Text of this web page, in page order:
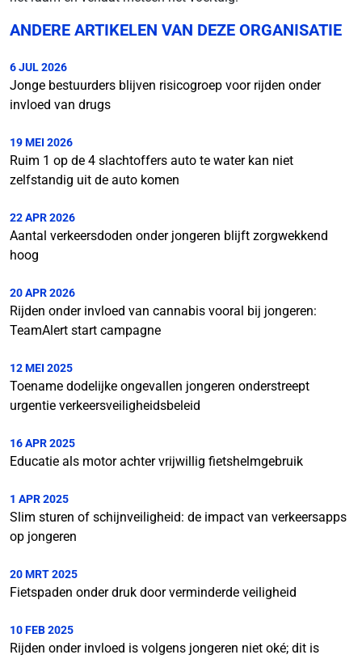
ANDERE ARTIKELEN VAN DEZE ORGANISATIE
6 JUL 2026
Jonge bestuurders blijven risicogroep voor rijden onder
invloed van drugs
19 MEI 2026
Ruim 1 op de 4 slachtoffers auto te water kan niet
zelfstandig uit de auto komen
22 APR 2026
Aantal verkeersdoden onder jongeren blijft zorgwekkend
hoog
20 APR 2026
Rijden onder invloed van cannabis vooral bij jongeren:
TeamAlert start campagne
12 MEI 2025
Toename dodelijke ongevallen jongeren onderstreept
urgentie verkeersveiligheidsbeleid
16 APR 2025
Educatie als motor achter vrijwillig fietshelmgebruik
1 APR 2025
Slim sturen of schijnveiligheid: de impact van verkeersapps
op jongeren
20 MRT 2025
Fietspaden onder druk door verminderde veiligheid
10 FEB 2025
Rijden onder invloed is volgens jongeren niet oké; dit is